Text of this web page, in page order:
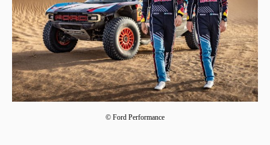
© Ford Performance